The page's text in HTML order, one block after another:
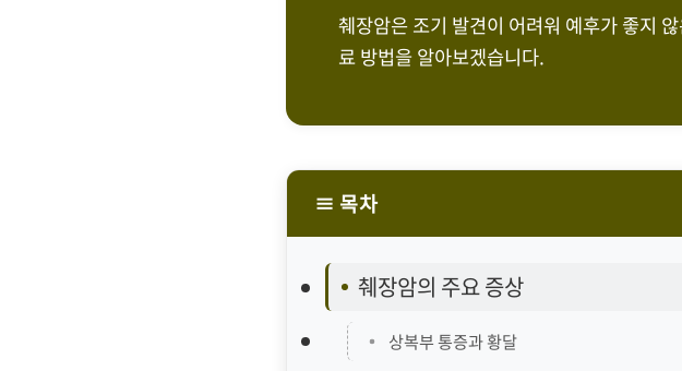
췌장암은 조기 발견이 어려워 예후가 좋지
료 방법을 알아보겠습니다.
≡ 목차
췌장암의 주요 증상
상복부 통증과 황달